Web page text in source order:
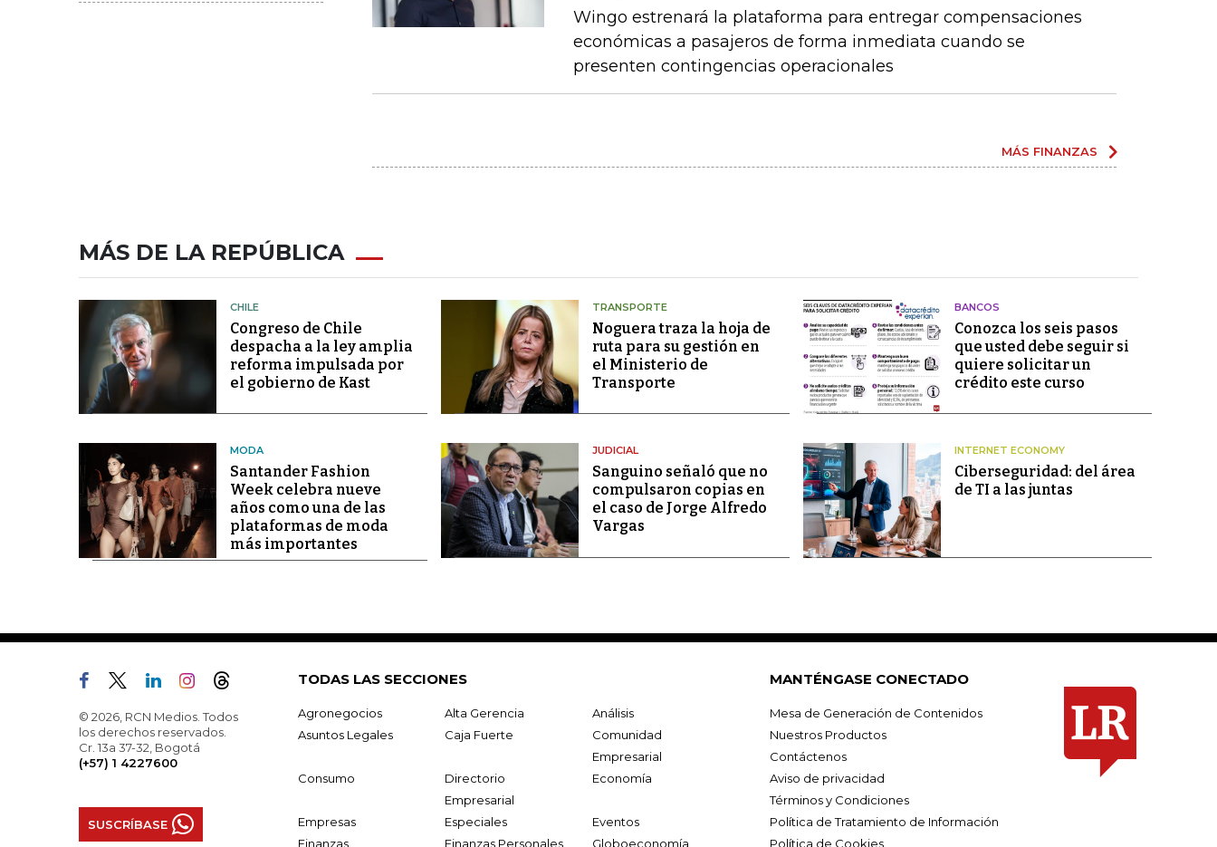
Wingo estrenará la plataforma para entregar compensaciones
económicas a pasajeros de forma inmediata cuando se
presenten contingencias operacionales
MÁS FINANZAS
MÁS DE LA REPÚBLICA
CHILE
Congreso de Chile
despacha a la ley amplia
reforma impulsada por
el gobierno de Kast
TRANSPORTE
Noguera traza la hoja de
ruta para su gestión en
el Ministerio de
Transporte
BANCOS
Conozca los seis pasos
que usted debe seguir si
quiere solicitar un
crédito este curso
MODA
Santander Fashion
Week celebra nueve
años como una de las
plataformas de moda
más importantes
JUDICIAL
Sanguino señaló que no
compulsaron copias en
el caso de Jorge Alfredo
Vargas
INTERNET ECONOMY
Ciberseguridad: del área
de TI a las juntas
© 2026, RCN Medios. Todos
los derechos reservados.
Cr. 13a 37-32, Bogotá
(+57) 1 4227600
SUSCRÍBASE
TODAS LAS SECCIONES
Agronegocios Alta Gerencia
Análisis
Asuntos Legales
Caja Fuerte
Comunidad
Empresarial
Consumo
Directorio
Empresarial
Economía
Empresas Especiales
Eventos
Finanzas
Finanzas Personales Globoeconomía
MANTÉNGASE CONECTADO
Mesa de Generación de Contenidos
Nuestros Productos
Contáctenos
Aviso de privacidad
Términos y Condiciones
Política de Tratamiento de Información
Política de Cookies